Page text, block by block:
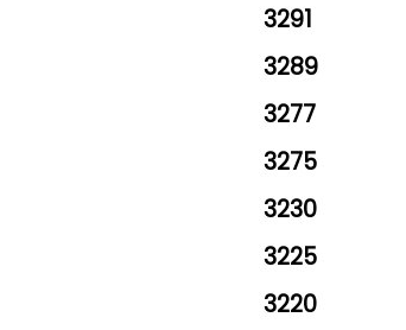
3291
3289
3277
3275
3230
3225
3220